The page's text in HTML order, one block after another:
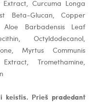
Curcuma Longa
Beta-Glucan, Copper
Aloe Barbadensis Leaf
Octyldodecanol,
Myrtus Communis
Tromethamine,
keistis. Prieš pradedant